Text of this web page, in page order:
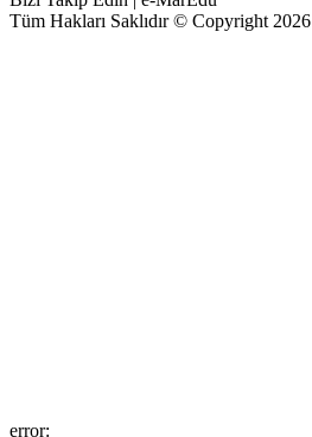
Tüm Hakları Saklıdır © Copyright 2026
error: